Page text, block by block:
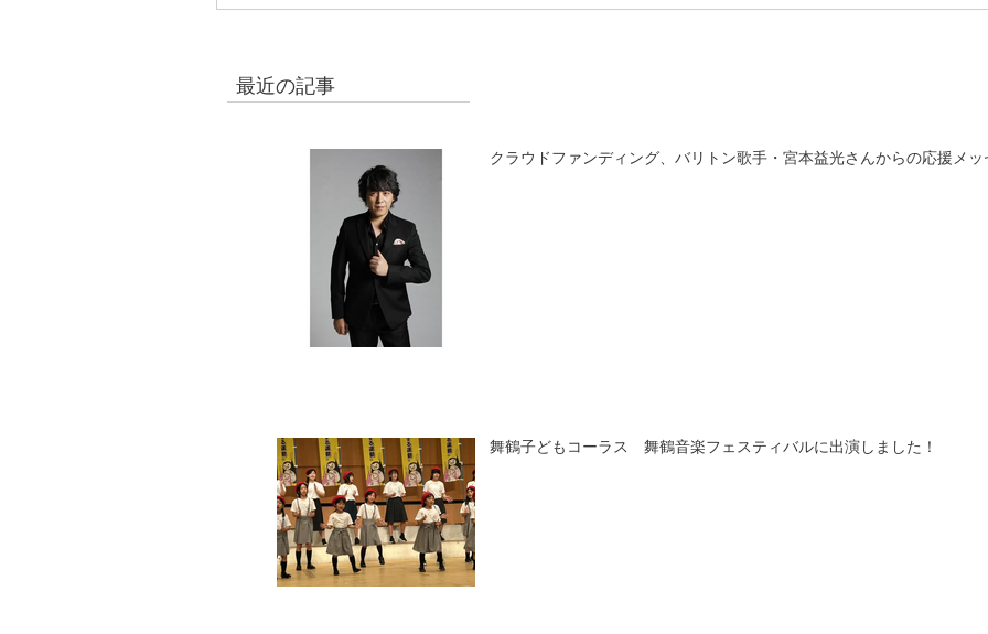
最近の記事
クラウドファンディング、バリトン歌手・宮本益光さんからの応援メッ
舞鶴子どもコーラス 舞鶴音楽フェスティバルに出演しました！